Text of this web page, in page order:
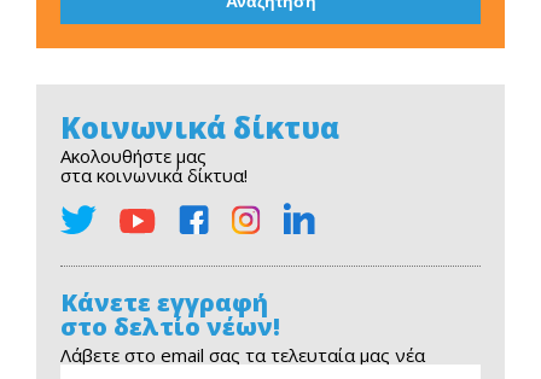
Κοινωνικά δίκτυα
Ακολουθήστε μας
στα κοινωνικά δίκτυα!
Κάνετε εγγραφή
στο δελτίο νέων!
Λάβετε στο email σας τα τελευταία μας νέα